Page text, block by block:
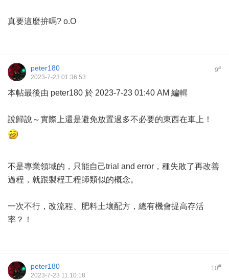
真要這麼拚嗎? o.O
9#
peter180
2023-7-23 01:36:53
本帖最後由 peter180 於 2023-7-23 01:40 AM 編輯
說歸說～實際上還是避免放置過多不必要的東西在車上！
不是專業領域的，只能自己trial and error，種失敗了再改善
過程，就跟製程工程師類似的概念。
一次不行，改流程、肥料土壤配方，總有機會提高存活
率？！
10#
peter180
2023-7-23 11:10:18